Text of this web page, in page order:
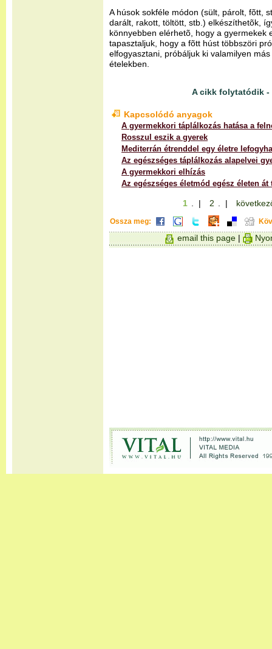
A húsok sokféle módon (sült, párolt, fõtt,
darált, rakott, töltött, stb.) elkészíthetõk,
könnyebben elérhetõ, hogy a gyermekek
tapasztaljuk, hogy a fõtt húst többszöri
elfogyasztani, próbáljuk ki valamilyen
ételekben.
A cikk folytatódik -
Kapcsolódó anyagok
A gyermekkori táplálkozás hatása a
Rosszul eszik a gyerek
Mediterrán étrenddel egy életre
Az egészséges táplálkozás alapelvei
A gyermekkori elhízás
Az egészséges életmód egész életen át
1 . | 2 . |
Ossza meg:
email this page|